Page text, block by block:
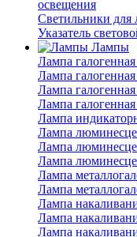
освещения
Светильники для
Указатель
Лампы
Лампа галогенная
Лампа
Лампа
Лампа
Лампа
Лампа
Лампа
Лампа
Лампа
Лампа
Лампа
Лампа
Лампа